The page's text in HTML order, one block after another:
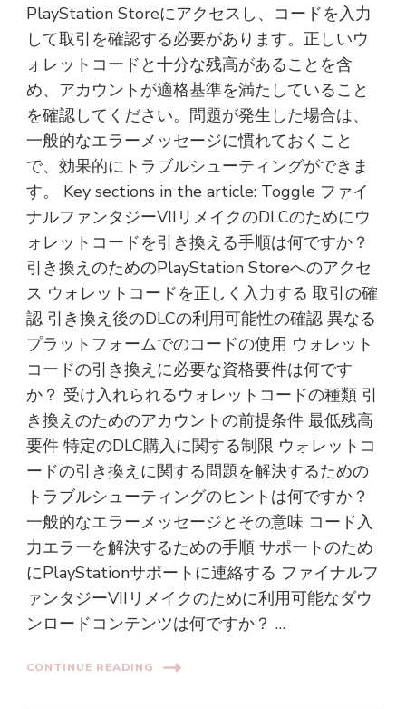
PlayStation Storeにアクセスし、コードを入力
して取引を確認する必要があります。正しいウ
ォレットコードと十分な残高があることを含
め、アカウントが適格基準を満たしていること
を確認してください。問題が発生した場合は、
一般的なエラーメッセージに慣れておくこと
で、効果的にトラブルシューティングができま
す。 Key sections in the article: Toggle ファイ
ナルファンタジーVIIリメイクのDLCのためにウ
ォレットコードを引き換える手順は何ですか？
引き換えのためのPlayStation Storeへのアクセ
ス ウォレットコードを正しく入力する 取引の確
認 引き換え後のDLCの利用可能性の確認 異なる
プラットフォームでのコードの使用 ウォレット
コードの引き換えに必要な資格要件は何です
か？ 受け入れられるウォレットコードの種類 引
き換えのためのアカウントの前提条件 最低残高
要件 特定のDLC購入に関する制限 ウォレットコ
ードの引き換えに関する問題を解決するための
トラブルシューティングのヒントは何ですか？
一般的なエラーメッセージとその意味 コード入
力エラーを解決するための手順 サポートのため
にPlayStationサポートに連絡する ファイナルフ
ァンタジーVIIリメイクのために利用可能なダウ
ンロードコンテンツは何ですか？ …
CONTINUE READING